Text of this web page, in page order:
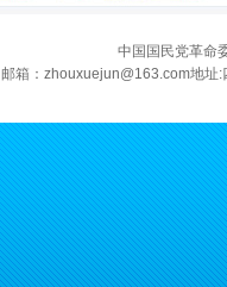
中国国民党革命
邮箱：zhouxuejun@163.com地址